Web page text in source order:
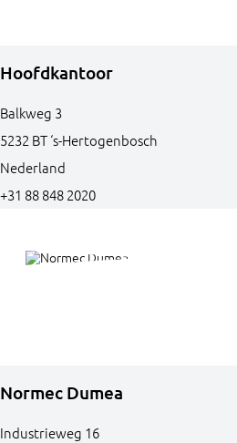
Hoofdkantoor
Balkweg 3
5232 BT‘s-Hertogenbosch
Nederland
+31 88 848 2020
Normec Dumea
Industrieweg 16